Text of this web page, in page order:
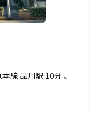
本線 品川駅 10分